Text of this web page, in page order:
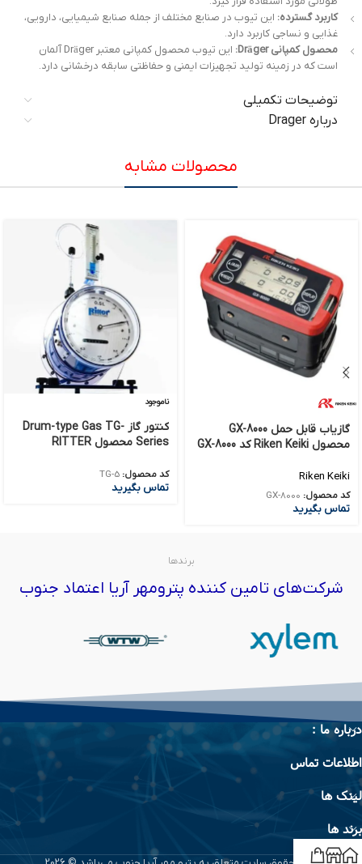
کاربرد گسترده: این تیوب در صنایع مختلف از جمله صنایع شیمیایی، دارویی،
غذایی و نساجی کاربرد دارد.
محصول کمپانی Dräger:
این تیوب محصول کمپانی معتبر Dräger آلمان
است که در زمینه تولید تجهیزات ایمنی و حفاظتی سابقه درخشانی دارد.
توضیحات تکمیلی
درباره Drager
محصولات مشابه
گازیاب قابل حمل GX-8000
محصول Riken Keiki کد GX-8000
Riken Keiki
کد محصول: GX-8000
تماس بگیرید
ناموجود
کنتور گاز Drum-type Gas TG-
Series محصول RITTER
کد محصول: TG-5
تماس بگیرید
برندها
شرکت‌های تامین کننده پترومهر آریا اعتماد جنوب
درباره ما :
اطلاعات تماس
لینک ها
برند ها